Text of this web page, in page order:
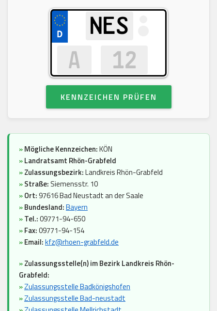
KENNZEICHEN PRÜFEN
»Mögliche Kennzeichen:KÖN
»Landratsamt Rhön-Grabfeld
»Zulassungsbezirk:Landkreis Rhön-Grabfeld
»Straße: Siemensstr. 10
»Ort:97616 Bad Neustadt an der Saale
»Bundesland:Bayern
»Tel.:09771-94-650
»Fax:09771-94-154
»Email:kfz@rhoen-grabfeld.de
»Zulassungsstelle(n) im Bezirk Landkreis Rhön-
Grabfeld:
»Zulassungsstelle Badkönigshofen
»Zulassungsstelle Bad-neustadt